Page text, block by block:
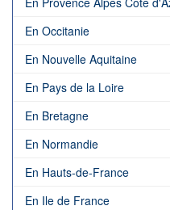
En Occitanie
En Nouvelle Aquitaine
En Pays de la Loire
En Bretagne
En Normandie
En Hauts-de-France
En Ile de France